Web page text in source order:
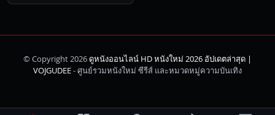
© Copyright 2026ดูหนังออนไลน์ HD หนังใหม่ 2026 อัปเดตล่าสุด |
VOJGUDEE- ศูนย์รวมหนังใหม่ ซีรีส์ และหมวดหมู่ความบันเทิง
ค้นหา